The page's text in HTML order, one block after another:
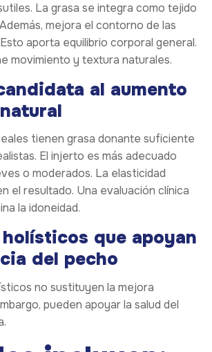
La grasa se integra como tejido
mejora el contorno de las
aporta equilibrio corporal general.
movimiento y textura naturales.
al aumento
tienen grasa donante suficiente
El injerto es más adecuado
o moderados. La elasticidad
el resultado. Una evaluación clínica
la idoneidad.
que apoyan
del pecho
no sustituyen la mejora
pueden apoyar la salud del